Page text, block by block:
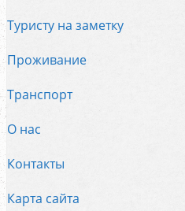
Туристу на заметку
Проживание
Транспорт
О нас
Контакты
Карта сайта